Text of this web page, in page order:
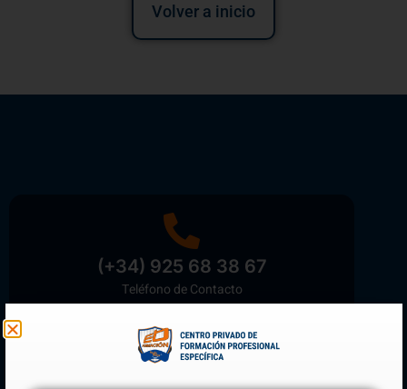
Volver a inicio
(+34) 925 68 38 67
Teléfono de Contacto